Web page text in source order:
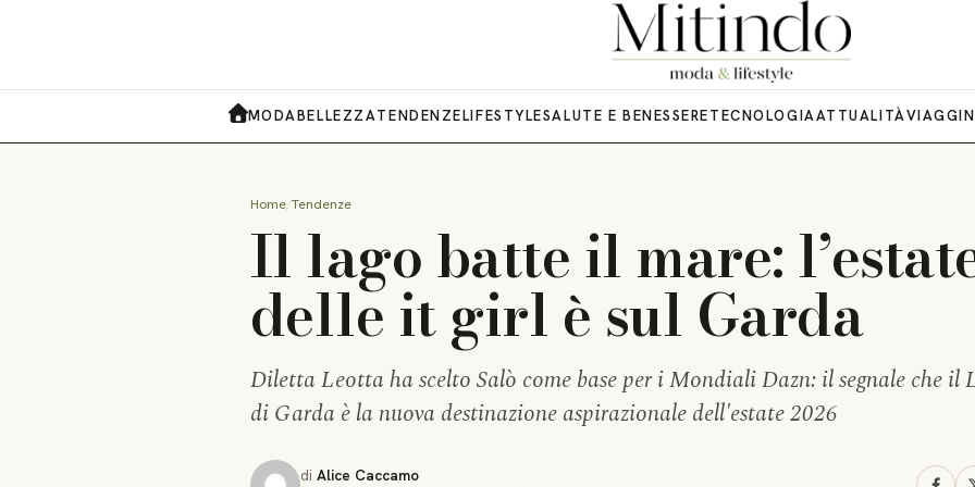
MODABELLEZZATENDENZELIFESTYLESALUTE E BENESSERETECNOLOGIAATTUALITÀVIAGGI
Home Tendenze
Il lago batte il mare:
delle it girl è sul Garda
Diletta Leotta ha scelto Salò come base per i Mondiali Dazn: il segnale che il
di Garda è la nuova destinazione aspirazionale dell'estate 2026
di Alice Caccamo